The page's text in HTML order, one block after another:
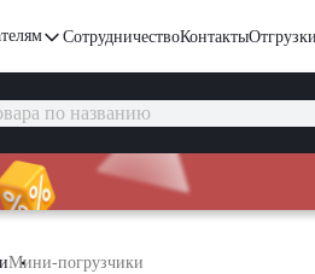
СотрудничествоКонтактыОтгрузки
Мини-погрузчики